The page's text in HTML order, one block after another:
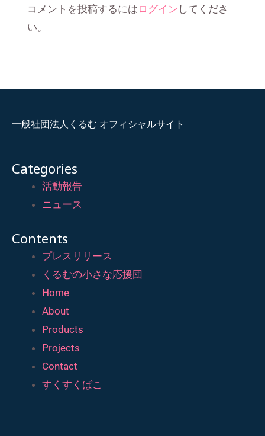
コメントを投稿するにはログインしてくださ
い。
一般社団法人くるむ オフィシャルサイト
Categories
活動報告
ニュース
Contents
プレスリリース
くるむの小さな応援団
Home
About
Products
Projects
Contact
すくすくばこ